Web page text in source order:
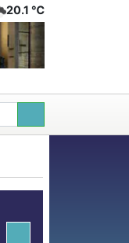
20.1 ℃